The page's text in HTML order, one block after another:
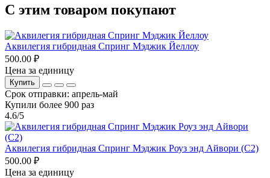
С этим товаром покупают
Аквилегия гибридная Спринг Мэджик Йеллоу
500.00 ₽
Цена за единицу
Купить
Срок отправки: апрель-май
Купили более 900 раз
4.6/5
Аквилегия гибридная Спринг Мэджик Роуз энд Айвори (С2)
500.00 ₽
Цена за единицу